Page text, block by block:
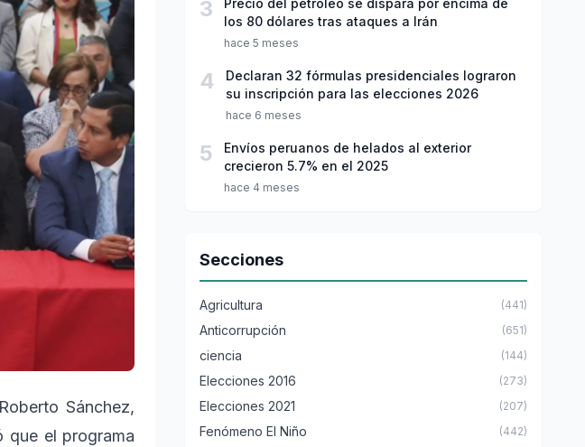
Sánchez,
que el programa
3
Precio del petróleo se dispara por encima de
los 80 dólares tras ataques a Irán
hace 5 meses
4
Declaran 32 fórmulas presidenciales lograron
su inscripción para las elecciones 2026
hace 6 meses
5
Envíos peruanos de helados al exterior
crecieron 5.7% en el 2025
hace 4 meses
Secciones
Agricultura (441)
Anticorrupción (651)
ciencia (144)
Elecciones 2016 (273)
Elecciones 2021 (207)
Fenómeno El Niño (442)